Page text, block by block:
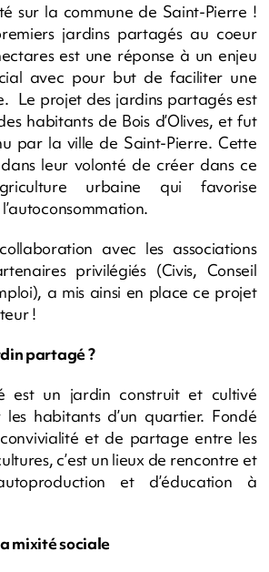
sur la commune de Saint-Pierre !
jardins partagés au coeur
est une réponse à un enjeu
avec pour but de faciliter une
Le projet des jardins partagés est
habitants de Bois d’Olives, et fut
par la ville de Saint-Pierre. Cette
dans leur volonté de créer dans ce
urbaine qui favorise
avec les associations
privilégiés (Civis, Conseil
a mis ainsi en place ce projet
!
partagé ?
est un jardin construit et cultivé
habitants d’un quartier. Fondé
et de partage entre les
c’est un lieux de rencontre et
et d’éducation à
mixité sociale